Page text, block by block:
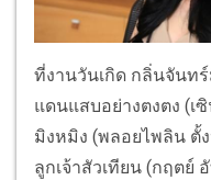
ที่งานวันเกิด กลิ่นจันท
แดนแสบอย่างตงตง (เ
มิงหมิง (พลอยไพลิน ตั้
ลูกเจ้าสัวเทียน (กฤตย์